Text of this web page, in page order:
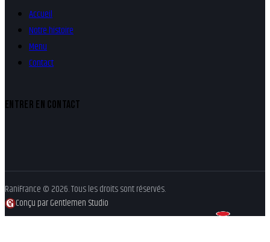
Accueil
Notre histoire
Menu
Contact
ENTRER EN CONTACT
RaniFrance © 2026. Tous les droits sont réservés.
Conçu par Gentlemen Studio